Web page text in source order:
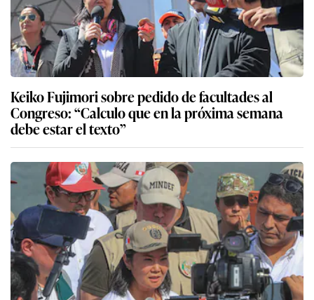
Keiko Fujimori sobre pedido de facultades al
Congreso: “Calculo que en la próxima semana
debe estar el texto”